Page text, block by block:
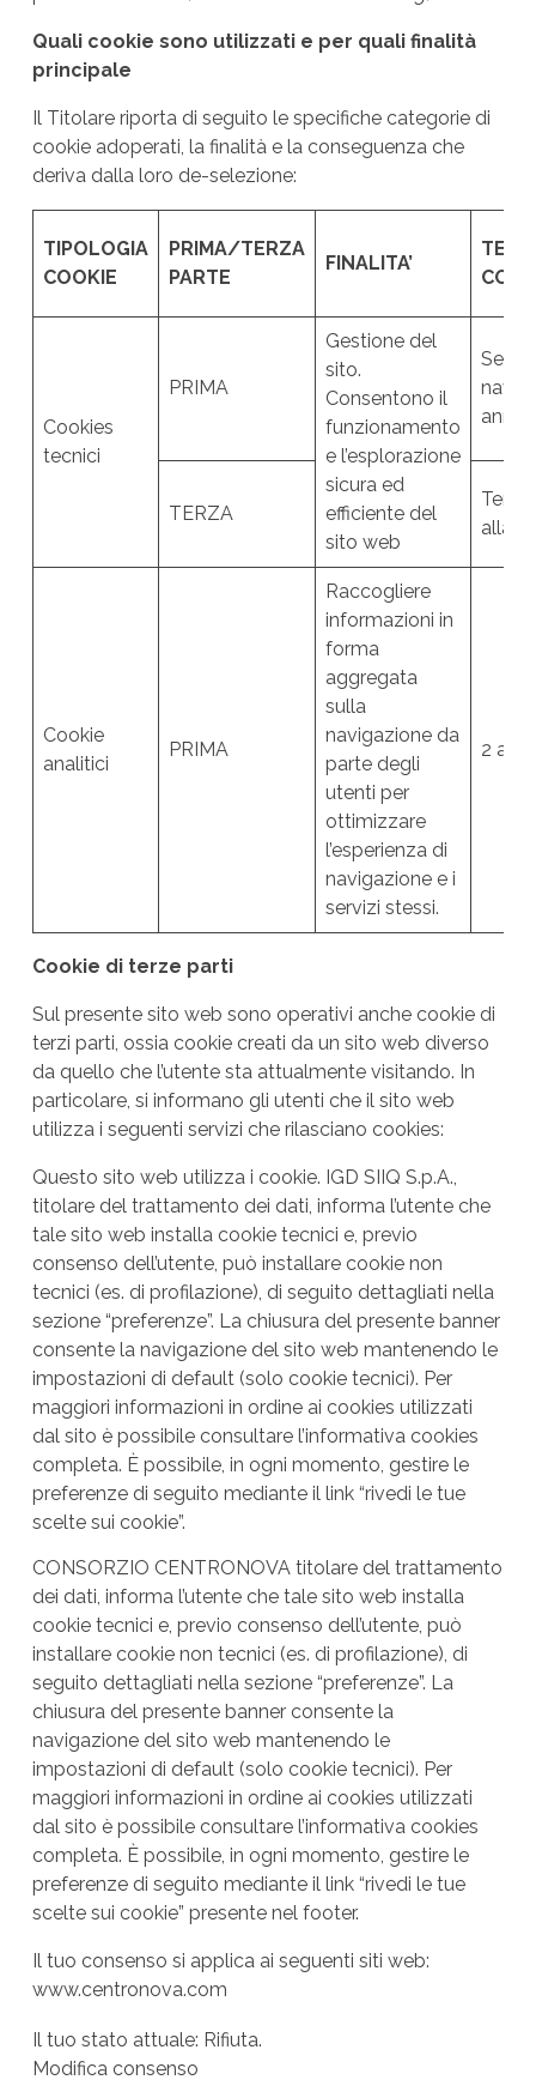
Quali cookie sono utilizzati e per quali finalità
principale
Il Titolare riporta di seguito le specifiche categorie di
cookie adoperati, la finalità e la conseguenza che
deriva dalla loro de-selezione:
TIPOLOGIA
COOKIE
PRIMA/TERZA
PARTE
FINALITA’
Cookies
tecnici
PRIMA
Gestione del
sito.
Consentono il
funzionamento
e l’esplorazione
sicura ed
efficiente del
sito web
anno
TERZA
alla
Cookie
analitici
PRIMA
Raccogliere
informazioni in
forma
aggregata
sulla
navigazione da
parte degli
utenti per
ottimizzare
l’esperienza di
navigazione e i
servizi stessi.
2 anni
Cookie di terze parti
Sul presente sito web sono operativi anche cookie di
terzi parti, ossia cookie creati da un sito web diverso
da quello che l’utente sta attualmente visitando. In
particolare, si informano gli utenti che il sito web
utilizza i seguenti servizi che rilasciano cookies:
Questo sito web utilizza i cookie. IGD SIIQ S.p.A.,
titolare del trattamento dei dati, informa l’utente che
tale sito web installa cookie tecnici e, previo
consenso dell’utente, può installare cookie non
tecnici (es. di profilazione), di seguito dettagliati nella
sezione “preferenze”. La chiusura del presente banner
consente la navigazione del sito web mantenendo le
impostazioni di default (solo cookie tecnici). Per
maggiori informazioni in ordine ai cookies utilizzati
dal sito è possibile consultare l’informativa cookies
completa. È possibile, in ogni momento, gestire le
preferenze di seguito mediante il link “rivedi le tue
scelte sui cookie”.
CONSORZIO CENTRONOVA titolare del trattamento
dei dati, informa l’utente che tale sito web installa
cookie tecnici e, previo consenso dell’utente, può
installare cookie non tecnici (es. di profilazione), di
seguito dettagliati nella sezione “preferenze”. La
chiusura del presente banner consente la
navigazione del sito web mantenendo le
impostazioni di default (solo cookie tecnici). Per
maggiori informazioni in ordine ai cookies utilizzati
dal sito è possibile consultare l’informativa cookies
completa. È possibile, in ogni momento, gestire le
preferenze di seguito mediante il link “rivedi le tue
scelte sui cookie” presente nel footer.
Il tuo consenso si applica ai seguenti siti web:
www.centronova.com
Il tuo stato attuale: Rifiuta.
Modifica consenso